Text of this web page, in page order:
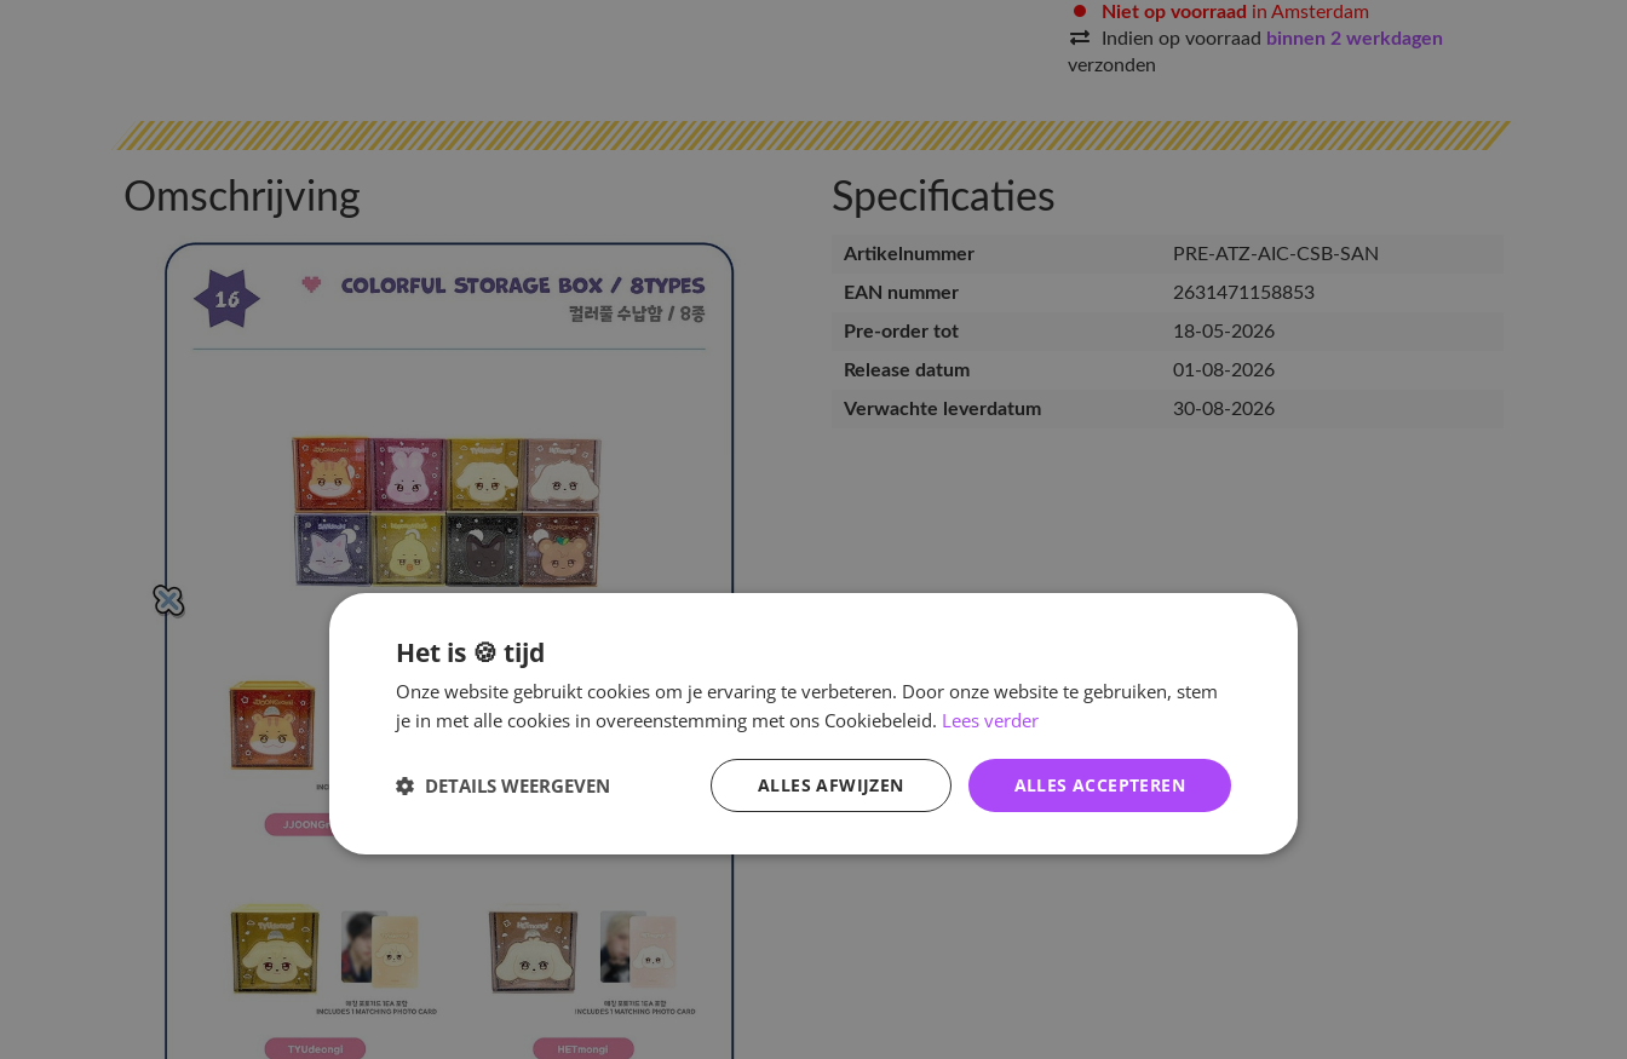
Niet op voorraad in Amsterdam
Indien op voorraad binnen 2 werkdagen
verzonden
Omschrijving Specificaties
Artikelnummer
PRE-ATZ-AIC-CSB-SAN
EAN nummer
2631471158853
Pre-order tot
18-05-2026
Release datum
01-08-2026
Verwachte leverdatum
30-08-2026
Het is 🍪 tijd
Onze website gebruikt cookies om je ervaring te verbeteren. Door onze website te gebruiken, stem
je in met alle cookies in overeenstemming met ons Cookiebeleid. Lees verder
ALLES ACCEPTEREN
ALLES AFWIJZEN
DETAILS WEERGEVEN